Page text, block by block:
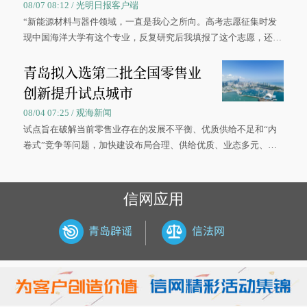
08/07 08:12 / 光明日报客户端
“新能源材料与器件领域，一直是我心之所向。高考志愿征集时发
现中国海洋大学有这个专业，反复研究后我填报了这个志愿，还真
大学材料科学与工程学院材料类专业的录取通知书。
青岛拟入选第二批全国零售业
创新提升试点城市
08/04 07:25 / 观海新闻
试点旨在破解当前零售业存在的发展不平衡、优质供给不足和“内
卷式”竞争等问题，加快建设布局合理、供给优质、业态多元、智
信网应用